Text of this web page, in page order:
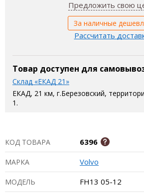
Предложить свою
За наличные
Рассчитать
Товар доступен для
Склад «ЕКАД 21»
ЕКАД, 21 км, г.Березовский,
1.
КОД ТОВАРА 6396
МАРКА Volvo
МОДЕЛЬ FH13 05-12